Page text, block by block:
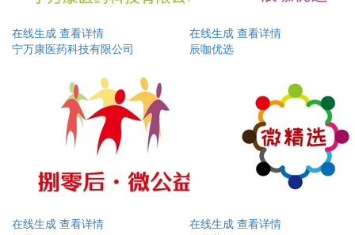
在线生成 查看详情
宁万康医药科技有限公司
在线生成 查看详情
辰咖优选
在线生成 查看详情
在线生成 查看详情